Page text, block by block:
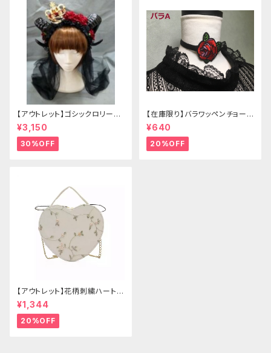
【アウトレット】ゴシックロリータ
ゴールドクラウン＆ホーン(ヴェ
ール付き)
¥3,150
30%OFF
【在庫限り】バラワッペンチョーカ
ー
¥640
20%OFF
【アウトレット】花柄刺繍ハートバ
ッグ
¥1,344
20%OFF